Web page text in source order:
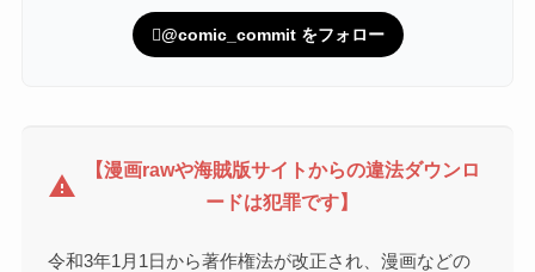
@comic_commit をフォロー
warning
【漫画rawや海賊版サイトからの違法ダウンロ
ードは犯罪です】
令和3年1月1日から著作権法が改正され、漫画などの